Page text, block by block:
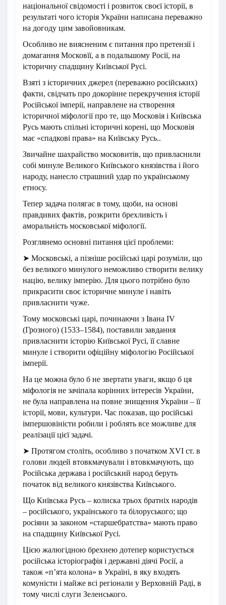
національної свідомості і розвиток своєї історії, в
результаті чого історія України написана переважно
на догоду цим завойовникам.
Особливо не виясненим є питання про претензії і
домагання Московїї, а в подальшому Росії, на
історичну спадщину Київської Русі.
Взяті з історичних джерел (переважно російських)
факти, свідчать про докорінне перекручення історії
Російської імперії, направлене на створення
історичної міфології про те, що Московія і Київська
Русь мають спільні історичні корені, що Московія
має «спадкові права» на Київську Русь..
Звичайне шахрайство московитів, що привласнили
собі минуле Великого Київського князівства і його
народу, нанесло страшний удар по українському
етносу.
Тепер задача полягає в тому, щоби, на основі
правдивих фактів, розкрити брехливість і
аморальність московської міфології.
Розглянемо основні питання цієї проблеми:
➤ Московські, а пізніше російські царі розуміли, що
без великого минулого неможливо створити велику
націю, велику імперію. Для цього потрібно було
прикрасити своє історичне минуле і навіть
привласнити чуже.
Тому московські царі, починаючи з Івана IV
(Грозного) (1533–1584), поставили завдання
привласнити історію Київської Русі, її славне
минуле і створити офіційну міфологію Російської
імперії.
На це можна було б не звертати уваги, якщо б ця
міфологія не зачіпала корінних інтересів України,
не була направлена на повне знищення України – її
історії, мови, культури. Час показав, що російські
імпершовіністи робили і роблять все можливе для
реалізації цієї задачі.
➤ Протягом століть, особливо з початком XVI ст. в
голови людей втовкмачували і втовкмачують, що
Російська держава і російський народ беруть
початок від великого князівства Київського.
Що Київська Русь – колиска трьох братніх народів
– російського, українського та білоруського; що
росіяни за законом «старшебратства» мають право
на спадщину Київської Русі.
Цією жалюгідною брехнею дотепер користується
російська історіографія і державні діячі Росії, а
також «п’ята колона» в Україні, в яку входять
комуністи і майже всі регіонали у Верховній Раді, в
тому числі слуги Зеленського.